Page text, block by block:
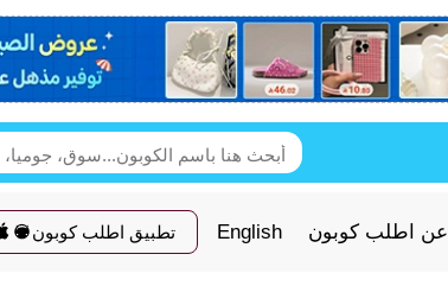
عن اطلب كوبون English تطبيق اطلب كوبون